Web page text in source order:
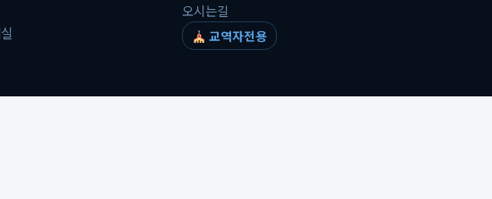
오시는길
교역자전용